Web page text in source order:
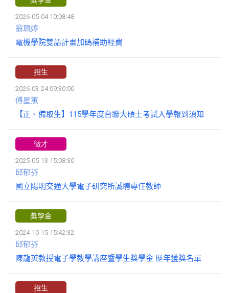
2026-05-04 10:08:48
翁珮婷
電機學院雙語計畫加碼補助經費
招生
2026-03-24 09:30:00
傅星蕙
【正、備取生】115學年度台聯大碩士考試入學報到須知
徵才
2025-05-13 15:08:30
邱郁芬
國立陽明交通大學電子研究所誠聘專任教師
獎學金
2024-10-15 15:42:32
邱郁芬
陳龍英教授電子學教學講座暨學生獎學金 歷年獲獎名單
招生